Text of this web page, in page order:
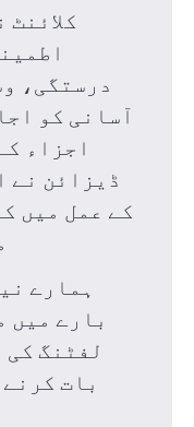
درستگی،
آسانی کو
اجزاء
ڈیزائن نے
کے عمل میں
ہمارے
بارے میں
لفٹنگ کی
بات